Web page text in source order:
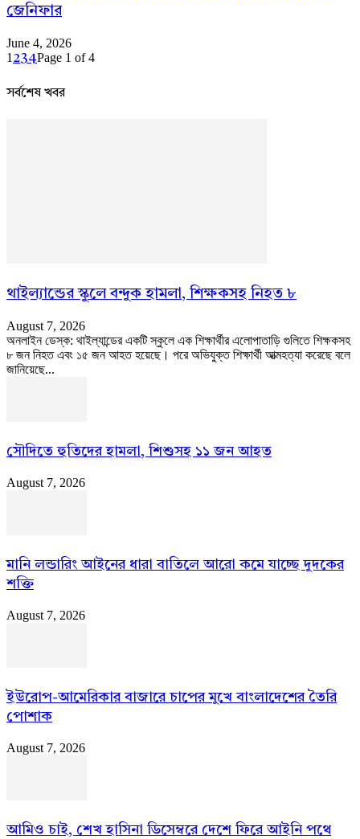
জেনিফার
June 4, 2026
1 234Page 1 of 4
সর্বশেষ খবর
থাইল্যান্ডের স্কুলে বন্দুক হামলা, শিক্ষকসহ নিহত ৮
August 7, 2026
অনলাইন ডেস্ক: থাইল্যান্ডের একটি স্কুলে এক শিক্ষার্থীর এলোপাতাড়ি গুলিতে শিক্ষকসহ
৮ জন নিহত এবং ১৫ জন আহত হয়েছে। পরে অভিযুক্ত শিক্ষার্থী আত্মহত্যা করেছে বলে
জানিয়েছে...
সৌদিতে হুতিদের হামলা, শিশুসহ ১১ জন আহত
August 7, 2026
মানি লন্ডারিং আইনের ধারা বাতিলে আরো কমে যাচ্ছে দুদকের
শক্তি
August 7, 2026
ইউরোপ-আমেরিকার বাজারে চাপের মুখে বাংলাদেশের তৈরি
পোশাক
August 7, 2026
আমিও চাই, শেখ হাসিনা ডিসেম্বরে দেশে ফিরে আইনি পথে